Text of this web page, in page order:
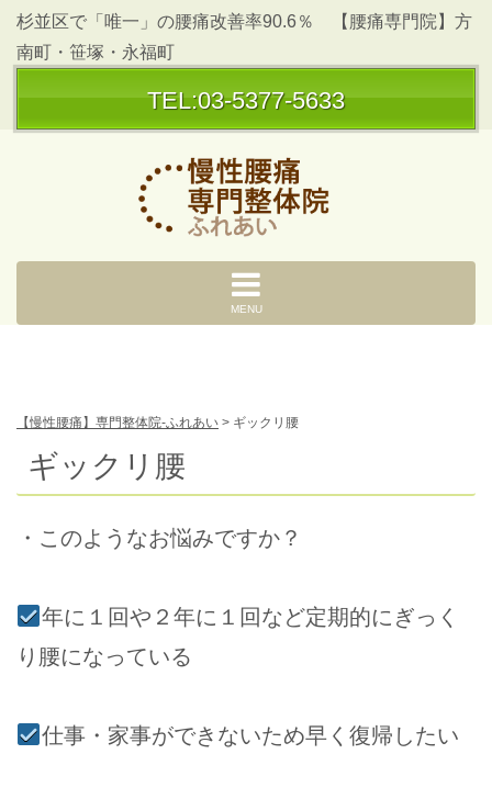
杉並区で「唯一」の腰痛改善率90.6％ 【腰痛専門院】方
南町・笹塚・永福町
TEL:03-5377-5633
MENU
【慢性腰痛】専門整体院-ふれあい > ギックリ腰
ギックリ腰
・このようなお悩みですか？
年に１回や２年に１回など定期的にぎっく
り腰になっている
仕事・家事ができないため早く復帰したい